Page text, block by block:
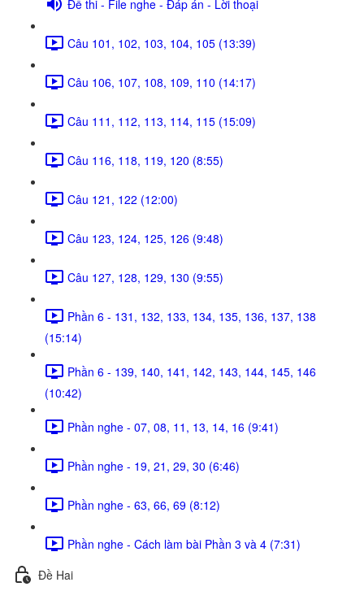
Đề thi - File nghe - Đáp án - Lời thoại
Câu 101, 102, 103, 104, 105 (13:39)
Câu 106, 107, 108, 109, 110 (14:17)
Câu 111, 112, 113, 114, 115 (15:09)
Câu 116, 118, 119, 120 (8:55)
Câu 121, 122 (12:00)
Câu 123, 124, 125, 126 (9:48)
Câu 127, 128, 129, 130 (9:55)
Phần 6 - 131, 132, 133, 134, 135, 136, 137, 138
(15:14)
Phần 6 - 139, 140, 141, 142, 143, 144, 145, 146
(10:42)
Phần nghe - 07, 08, 11, 13, 14, 16 (9:41)
Phần nghe - 19, 21, 29, 30 (6:46)
Phần nghe - 63, 66, 69 (8:12)
Phần nghe - Cách làm bài Phần 3 và 4 (7:31)
Đề Hai